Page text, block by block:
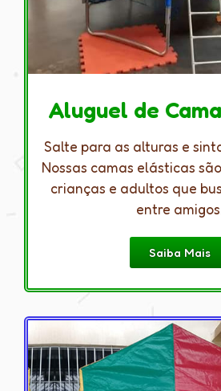
Aluguel de
Salte para as alturas e
Nossas camas elásticas
crianças e adultos que
entre
Saiba Mais